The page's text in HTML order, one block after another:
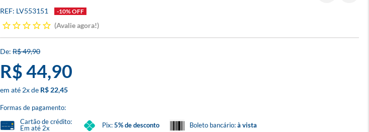
LV553151 -10% OFF
Avalie agora!
R$ 49,90
R$ 44,90
2x R$ 22,45
Formas de pagamento:
Cartão de crédito:
Em até 2x
Pix:5% de desconto Boleto bancário:à vista